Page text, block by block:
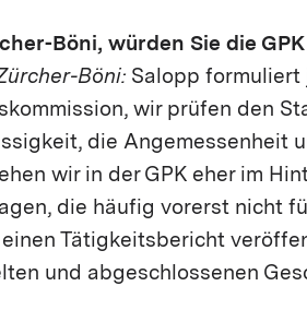
Böni, würden Sie die
Böni: Salopp formuliert
wir prüfen den
die Angemessenheit
wir in der GPK eher im
die häufig vorerst nicht
Tätigkeitsbericht
und abgeschlossenen